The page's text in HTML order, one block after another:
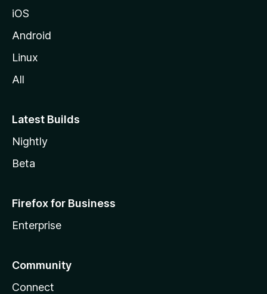
i
l
iOS
Android
Linux
All
Latest Builds
Nightly
Beta
Firefox for Business
Enterprise
Community
Connect